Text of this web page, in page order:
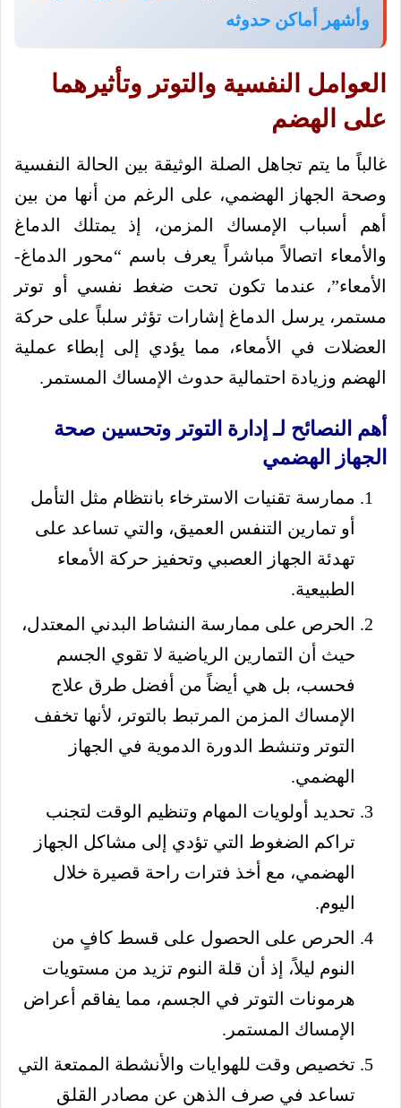
وأشهر أماكن حدوثه
العوامل النفسية والتوتر وتأثيرهما
على الهضم
غالباً ما يتم تجاهل الصلة الوثيقة بين الحالة النفسية
وصحة الجهاز الهضمي، على الرغم من أنها من بين
أهم أسباب الإمساك المزمن، إذ يمتلك الدماغ
والأمعاء اتصالاً مباشراً يعرف باسم “محور الدماغ-
الأمعاء”، عندما تكون تحت ضغط نفسي أو توتر
مستمر، يرسل الدماغ إشارات تؤثر سلباً على حركة
العضلات في الأمعاء، مما يؤدي إلى إبطاء عملية
الهضم وزيادة احتمالية حدوث الإمساك المستمر.
أهم النصائح لـ إدارة التوتر وتحسين صحة
الجهاز الهضمي
ممارسة تقنيات الاسترخاء بانتظام مثل التأمل
أو تمارين التنفس العميق، والتي تساعد على
تهدئة الجهاز العصبي وتحفيز حركة الأمعاء
الطبيعية.
الحرص على ممارسة النشاط البدني المعتدل،
حيث أن التمارين الرياضية لا تقوي الجسم
فحسب، بل هي أيضاً من أفضل طرق علاج
الإمساك المزمن المرتبط بالتوتر، لأنها تخفف
التوتر وتنشط الدورة الدموية في الجهاز
الهضمي.
تحديد أولويات المهام وتنظيم الوقت لتجنب
تراكم الضغوط التي تؤدي إلى مشاكل الجهاز
الهضمي، مع أخذ فترات راحة قصيرة خلال
اليوم.
الحرص على الحصول على قسط كافٍ من
النوم ليلاً، إذ أن قلة النوم تزيد من مستويات
هرمونات التوتر في الجسم، مما يفاقم أعراض
الإمساك المستمر.
تخصيص وقت للهوايات والأنشطة الممتعة التي
تساعد في صرف الذهن عن مصادر القلق